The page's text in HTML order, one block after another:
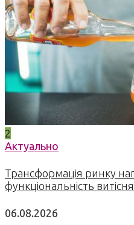
2
Актуально
Трансформація ринку
функціональність
06.08.2026